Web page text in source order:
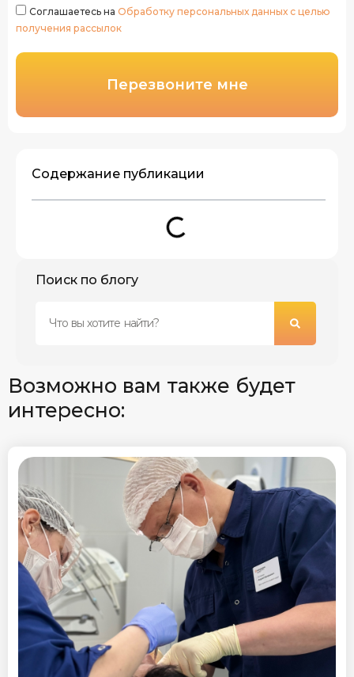
Соглашаетесь на Обработку персональных данных с целью
получения рассылок
Перезвоните мне
Содержание публикации
Поиск по блогу
Возможно вам также будет
интересно: